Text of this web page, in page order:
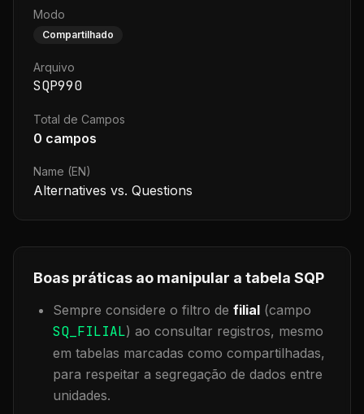
Modo
Compartilhado
Arquivo
SQP990
Total de Campos
0 campos
Name (EN)
Alternatives vs. Questions
Boas práticas ao manipular a tabela SQP
Sempre considere o filtro de filial (campo
SQ_FILIAL) ao consultar registros, mesmo
em tabelas marcadas como compartilhadas,
para respeitar a segregação de dados entre
unidades.